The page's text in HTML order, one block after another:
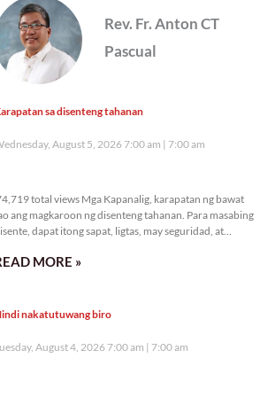
Rev. Fr. Anton CT
Pascual
sa disenteng tahanan
August 5, 2026 7:00 am 7:00 am
total views Mga Kapanalig, karapatan ng bawat
ang magkaroon ng disenteng tahanan. Para masabing
dapat itong sapat, ligtas, may seguridad, at
MORE »
nakatutuwang biro
August 4, 2026 7:00 am 7:00 am